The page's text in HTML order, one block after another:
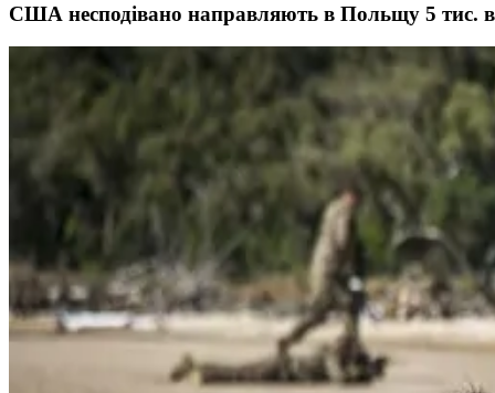
США несподівано направляють в Польщу 5 тис.